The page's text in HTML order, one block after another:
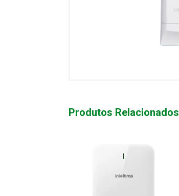
Produtos Relacionados